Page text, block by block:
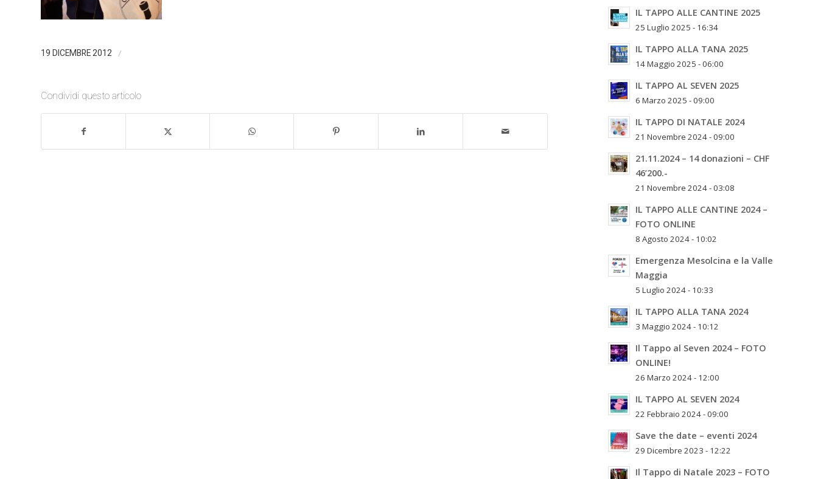
19 DICEMBRE 2012 /
Condividi questo articolo
IL TAPPO ALLE CANTINE 2025
25 Luglio 2025 - 16:34
IL TAPPO ALLA TANA 2025
14 Maggio 2025 - 06:00
IL TAPPO AL SEVEN 2025
6 Marzo 2025 - 09:00
IL TAPPO DI NATALE 2024
21 Novembre 2024 - 09:00
21.11.2024 – 14 donazioni – CHF
46’200.-
21 Novembre 2024 - 03:08
IL TAPPO ALLE CANTINE 2024 –
FOTO ONLINE
8 Agosto 2024 - 10:02
Emergenza Mesolcina e la Valle
Maggia
5 Luglio 2024 - 10:33
IL TAPPO ALLA TANA 2024
3 Maggio 2024 - 10:12
Il Tappo al Seven 2024 – FOTO
ONLINE!
26 Marzo 2024 - 12:00
IL TAPPO AL SEVEN 2024
22 Febbraio 2024 - 09:00
Save the date – eventi 2024
29 Dicembre 2023 - 12:22
Il Tappo di Natale 2023 – FOTO